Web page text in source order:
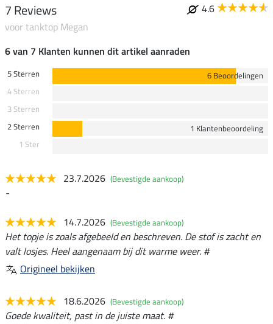
7 Reviews
4.6
voor tanktop Megan
6 van 7 Klanten kunnen dit artikel aanraden
5 Sterren
6 Beoordelingen
4 Sterren
3 Sterren
2 Sterren
1 Klantenbeoordeling
1 Ster
23.7.2026 (Bevestigde aankoop)
-
14.7.2026 (Bevestigde aankoop)
Het topje is zoals afgebeeld en beschreven. De stof is zacht en
valt losjes. Heel aangenaam bij dit warme weer. #
Origineel bekijken
18.6.2026 (Bevestigde aankoop)
Goede kwaliteit, past in de juiste maat. #